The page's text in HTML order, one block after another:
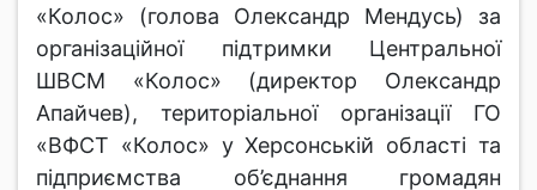
«Колос» (голова Олександр Мендусь) за
організаційної підтримки Центральної
ШВСМ «Колос» (директор Олександр
Апайчев), територіальної організації ГО
«ВФСТ «Колос» у Херсонській області та
підприємства об’єднання громадян